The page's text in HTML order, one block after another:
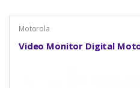
Motorola
Video Monitor Digital